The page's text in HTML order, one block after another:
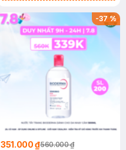
(SL có hạn)
-37%
351.000 ₫560.000 ₫